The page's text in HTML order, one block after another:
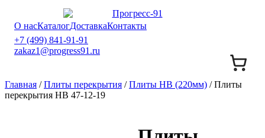
О насКаталогДоставкаКонтакты
+7 (499) 841-91-91
zakaz1@progress91.ru
Главная /Плиты перекрытия /Плиты НВ (220мм) / Плиты
перекрытия НВ 47-12-19